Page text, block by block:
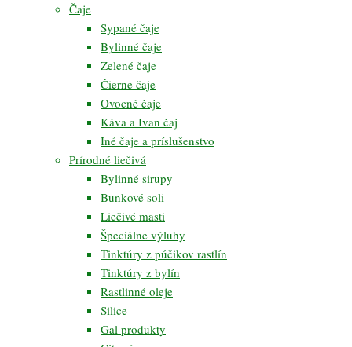
Čaje
Sypané čaje
Bylinné čaje
Zelené čaje
Čierne čaje
Ovocné čaje
Káva a Ivan čaj
Iné čaje a príslušenstvo
Prírodné liečivá
Bylinné sirupy
Bunkové soli
Liečivé masti
Špeciálne výluhy
Tinktúry z púčikov rastlín
Tinktúry z bylín
Rastlinné oleje
Silice
Gal produkty